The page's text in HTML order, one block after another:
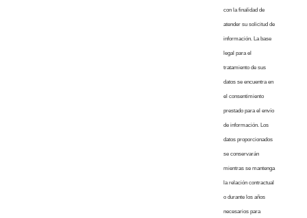
con la finalidad de
atender su solicitud de
información. La base
legal para el
tratamiento de sus
datos se encuentra en
el consentimiento
prestado para el envío
de información. Los
datos proporcionados
se conservarán
mientras se mantenga
la relación contractual
o durante los años
necesarios para